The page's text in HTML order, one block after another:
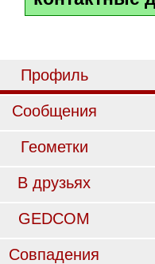
Профиль
Сообщения
Геометки
В друзьях
GEDCOM
Совпадения